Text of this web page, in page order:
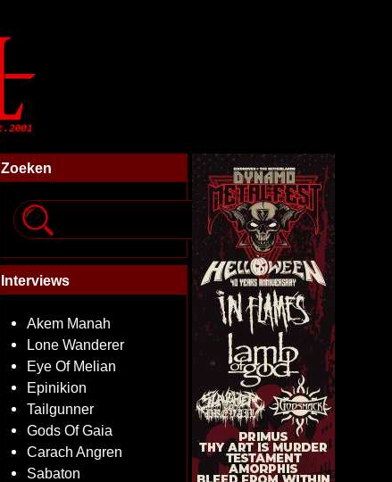
Zoeken
Interviews
Akem Manah
Lone Wanderer
Eye Of Melian
Epinikion
Tailgunner
Gods Of Gaia
Carach Angren
Sabaton